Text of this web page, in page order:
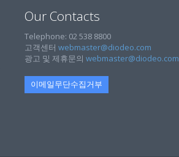
Our Contacts
Telephone: 02 538 8800
고객센터 webmaster@diodeo.com
광고 및 제휴문의 webmaster@diodeo.com
이메일무단수집거부